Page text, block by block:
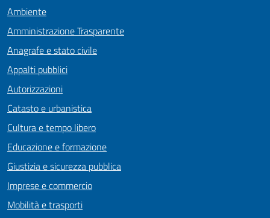
Ambiente
Amministrazione Trasparente
Anagrafe e stato civile
Appalti pubblici
Autorizzazioni
Catasto e urbanistica
Cultura e tempo libero
Educazione e formazione
Giustizia e sicurezza pubblica
Imprese e commercio
Mobilità e trasporti